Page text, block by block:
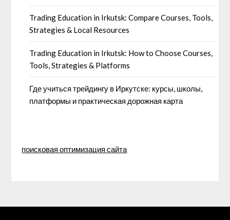
Trading Education in Irkutsk: Compare Courses, Tools,
Strategies & Local Resources
Trading Education in Irkutsk: How to Choose Courses,
Tools, Strategies & Platforms
Где учиться трейдингу в Иркутске: курсы, школы,
платформы и практическая дорожная карта
поисковая оптимизация сайта